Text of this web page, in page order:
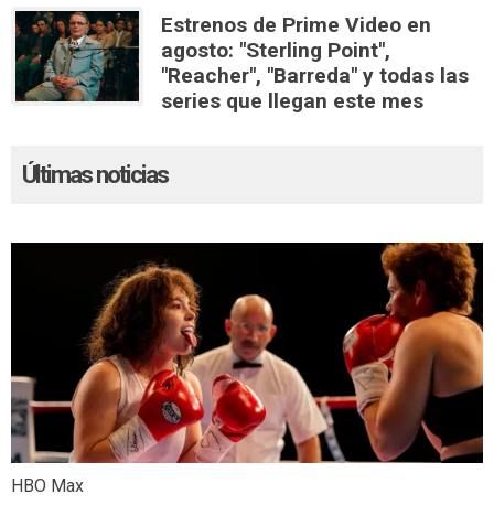
Estrenos de Prime Video en
agosto: "Sterling Point",
"Reacher", "Barreda" y todas las
series que llegan este mes
Últimas noticias
HBO Max